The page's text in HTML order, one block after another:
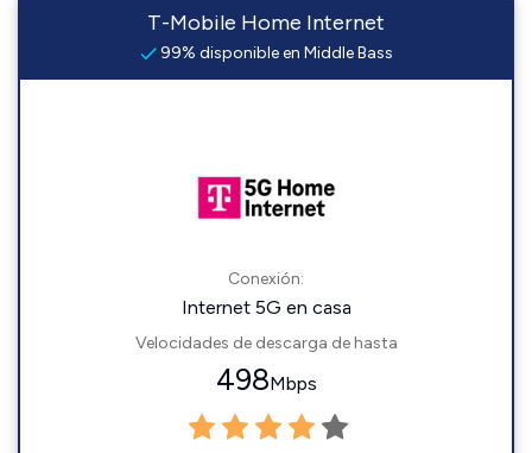
T-Mobile Home Internet
99% disponible en Middle Bass
Conexión:
Internet 5G en casa
Velocidades de descarga de hasta
498Mbps